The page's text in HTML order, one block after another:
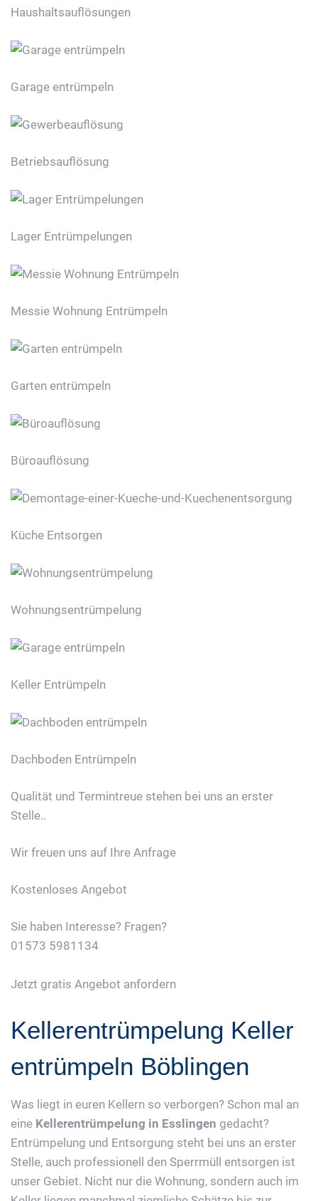
Haushaltsauflösungen
Garage entrümpeln
Betriebsauflösung
Lager Entrümpelungen
Messie Wohnung Entrümpeln
Garten entrümpeln
Büroauflösung
Küche Entsorgen
Wohnungsentrümpelung
Keller Entrümpeln
Dachboden Entrümpeln
Qualität und Termintreue stehen bei uns an erster
Stelle..
Wir freuen uns auf Ihre Anfrage
Kostenloses Angebot
Sie haben Interesse? Fragen?
01573 5981134
Jetzt gratis Angebot anfordern
Kellerentrümpelung Keller
entrümpeln Böblingen
Was liegt in euren Kellern so verborgen? Schon mal an
eine Kellerentrümpelung in Esslingen gedacht?
Entrümpelung und Entsorgung steht bei uns an erster
Stelle, auch professionell den Sperrmüll entsorgen ist
unser Gebiet. Nicht nur die Wohnung, sondern auch im